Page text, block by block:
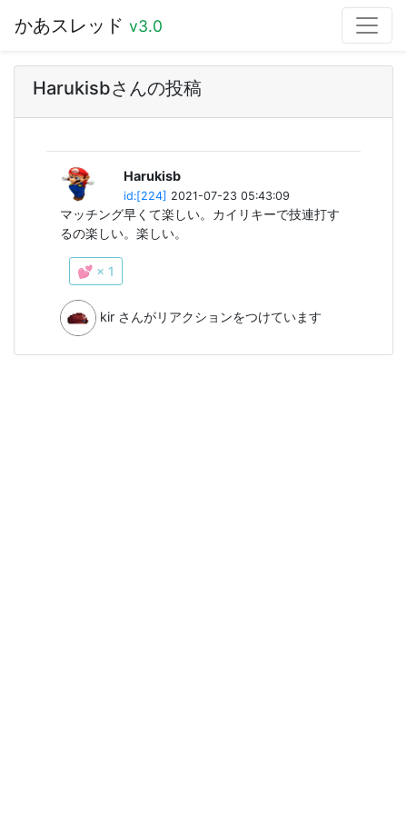
かあスレッド v3.0
Harukisbさんの投稿
Harukisb
id:[224] 2021-07-23 05:43:09
マッチング早くて楽しい。カイリキーで技連打す
るの楽しい。楽しい。
💕 × 1
kir さんがリアクションをつけています